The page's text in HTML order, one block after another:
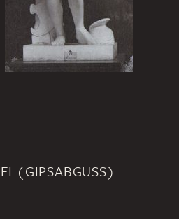
(GIPSABGUSS)